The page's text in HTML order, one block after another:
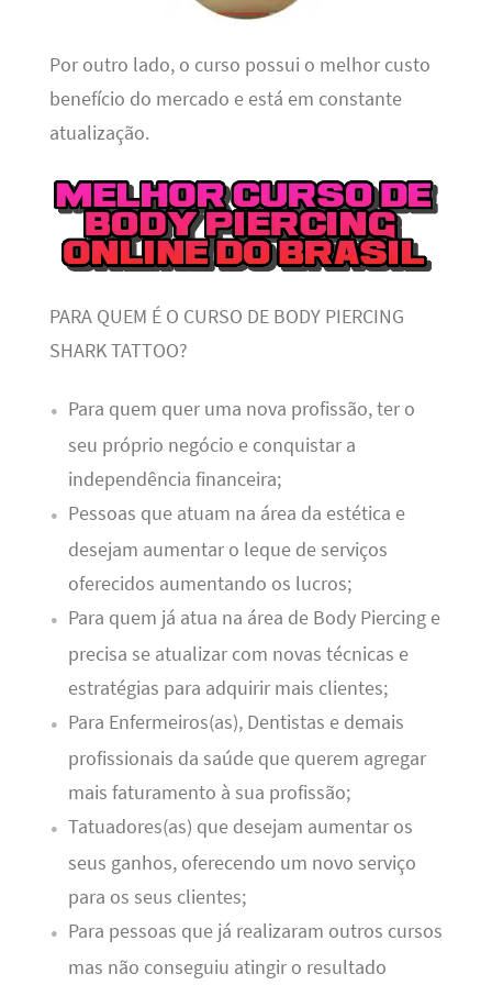
Por outro lado, o curso possui o melhor custo
benefício do mercado e está em constante
atualização.
PARA QUEM É O CURSO DE BODY PIERCING
SHARK TATTOO?
Para quem quer uma nova profissão, ter o
seu próprio negócio e conquistar a
independência financeira;
Pessoas que atuam na área da estética e
desejam aumentar o leque de serviços
oferecidos aumentando os lucros;
Para quem já atua na área de Body Piercing e
precisa se atualizar com novas técnicas e
estratégias para adquirir mais clientes;
Para Enfermeiros(as), Dentistas e demais
profissionais da saúde que querem agregar
mais faturamento à sua profissão;
Tatuadores(as) que desejam aumentar os
seus ganhos, oferecendo um novo serviço
para os seus clientes;
Para pessoas que já realizaram outros cursos
mas não conseguiu atingir o resultado